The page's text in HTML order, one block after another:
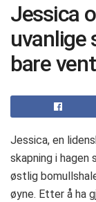
Jessica
uvanlige
bare
Jessica, en
skapning i hagen
østlig
øyne. Etter å ha